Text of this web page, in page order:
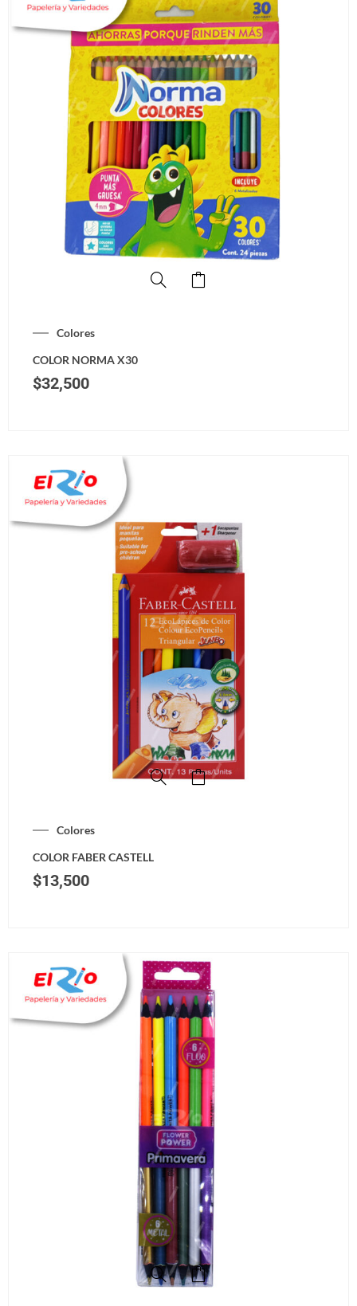
Colores
COLOR NORMA X30
$32,500
Colores
COLOR FABER CASTELL
$13,500